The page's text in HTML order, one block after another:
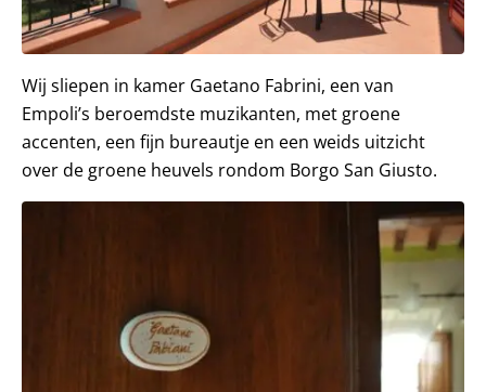
Wij sliepen in kamer Gaetano Fabrini, een van
Empoli’s beroemdste muzikanten, met groene
accenten, een fijn bureautje en een weids uitzicht
over de groene heuvels rondom Borgo San Giusto.